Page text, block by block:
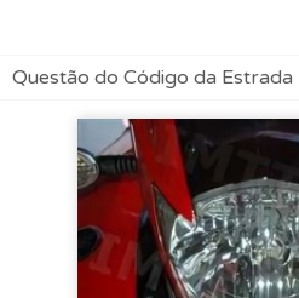
Questão do Código da